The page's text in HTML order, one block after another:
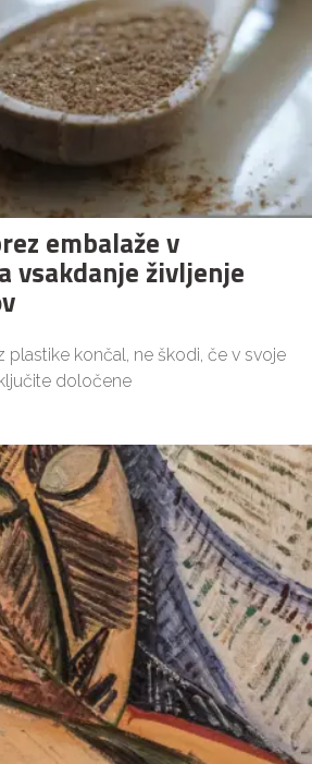
embalaže v
vsakdanje življenje
plastike končal, ne škodi, če v svoje
določene